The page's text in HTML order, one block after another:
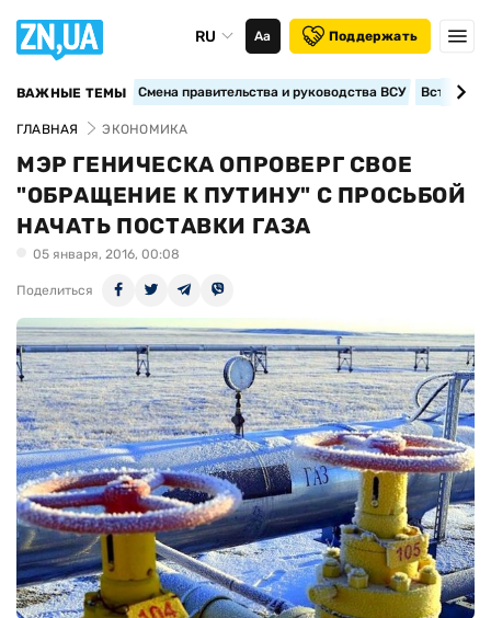
RU Аа Поддержать
ВАЖНЫЕ ТЕМЫ Смена правительства и руководства ВСУ
ГЛАВНАЯ ЭКОНОМИКА
МЭР ГЕНИЧЕСКА ОПРОВЕРГ СВОЕ
"ОБРАЩЕНИЕ К ПУТИНУ" С ПРОСЬБОЙ
НАЧАТЬ ПОСТАВКИ ГАЗА
05 января, 2016, 00:08
Поделиться